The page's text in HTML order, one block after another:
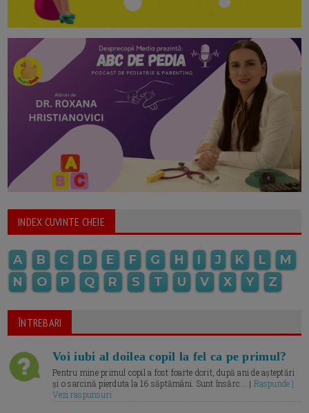
INDEX CUVINTE CHEIE
A B C D E F G H I J K L
M
N
O P Q R S T U V X Y Z
ÎNTREBARI
Voi iubi al doilea copil la fel ca pe primul?
Pentru mine primul copil a fost foarte dorit, după ani de așteptări
și o sarcină pierduta la 16 săptămâni. Sunt însărc... | Raspunde |
Vezi raspunsuri